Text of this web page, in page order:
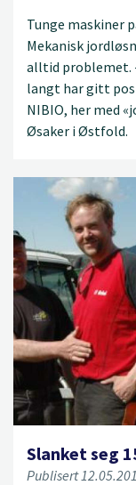
Tunge maskiner
Mekanisk
alltid problemet.
langt har gitt
NIBIO, her med
Øsaker i Østfold.
Slanket seg
Publisert